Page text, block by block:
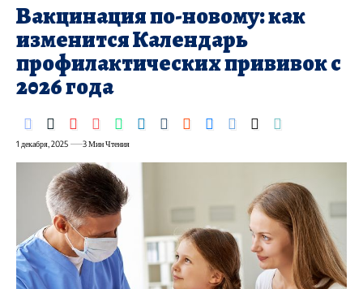
Вакцинация по-новому: как
изменится Календарь
профилактических прививок с
2026 года
1 декабря, 2025 3 Мин Чтения